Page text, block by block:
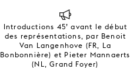
Introductions 45’ avant le début
des représentations, par Benoit
Van Langenhove (FR, La
Bonbonnière) et Pieter Mannaerts
(NL, Grand Foyer)